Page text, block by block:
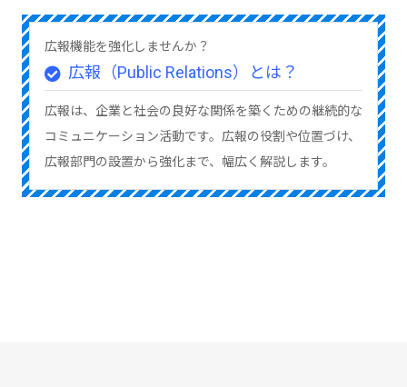
広報機能を強化しませんか？
広報（Public Relations）とは？
広報は、企業と社会の良好な関係を築くための継続的な
コミュニケーション活動です。広報の役割や位置づけ、
広報部門の設置から強化まで、幅広く解説します。